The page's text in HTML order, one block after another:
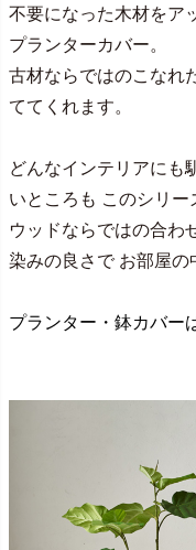
不要になった木材をア
プランターカバー。
古材ならではのこなれ
ててくれます。
どんなインテリアにも
いところも このシリー
ウッドならではの合わ
染みの良さで お部屋の
プランター・鉢カバー